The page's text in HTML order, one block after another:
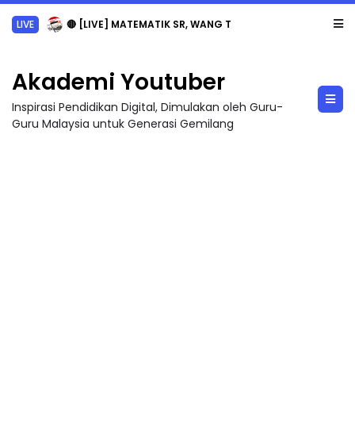
LIVE 🔴 [LIVE] MATEMATIK SR, WANG TAHUN 6 OLEH CIKGU ANITA #ALLINONE #141 #...
Akademi Youtuber
Inspirasi Pendidikan Digital, Dimulakan oleh Guru-
Guru Malaysia untuk Generasi Gemilang